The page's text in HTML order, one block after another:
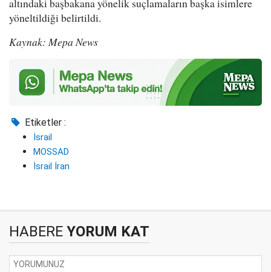
altındaki başbakana yönelik suçlamaların başka isimlere
yöneltildiği belirtildi.
Kaynak: Mepa News
Etiketler :
İsrail
MOSSAD
İsrail İran
HABERE YORUM KAT